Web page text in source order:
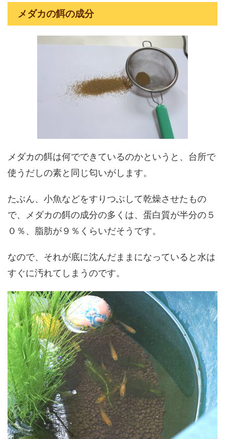
メダカの餌の成分
メダカの餌は何でできているのかというと、台所で
使うだしの素と同じ匂いがします。
たぶん、小魚などをすりつぶして乾燥させたもの
で、メダカの餌の成分の多くは、蛋白質が半分の５
０％、脂肪が９％くらいだそうです。
なので、それが底に沈んだままになっていると水は
すぐに汚れてしまうのです。